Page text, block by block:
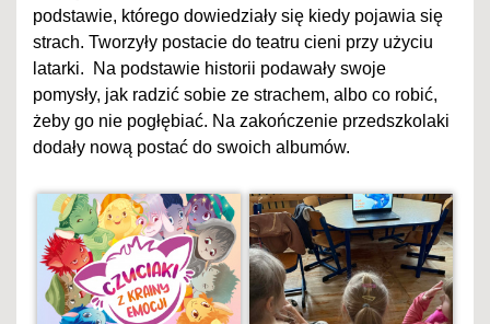
podstawie, którego dowiedziały się kiedy pojawia się
strach. Tworzyły postacie do teatru cieni przy użyciu
latarki. Na podstawie historii podawały swoje
pomysły, jak radzić sobie ze strachem, albo co robić,
żeby go nie pogłębiać. Na zakończenie przedszkolaki
dodały nową postać do swoich albumów.